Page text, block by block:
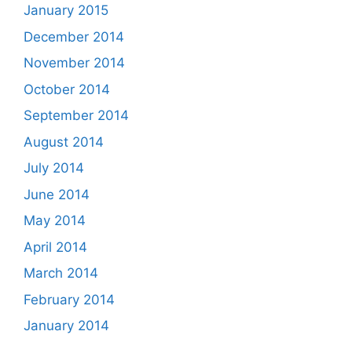
January 2015
December 2014
November 2014
October 2014
September 2014
August 2014
July 2014
June 2014
May 2014
April 2014
March 2014
February 2014
January 2014